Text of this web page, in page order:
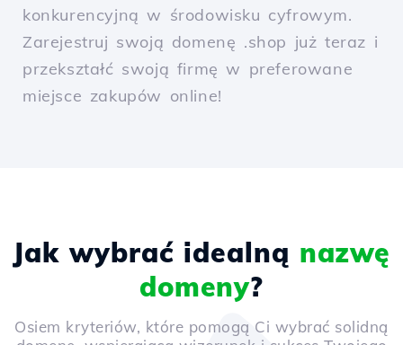
konkurencyjną w środowisku cyfrowym.
Zarejestruj swoją domenę .shop już teraz i
przekształć swoją firmę w preferowane
miejsce zakupów online!
Jak wybrać idealną nazwę
domeny?
Osiem kryteriów, które pomogą Ci wybrać solidną